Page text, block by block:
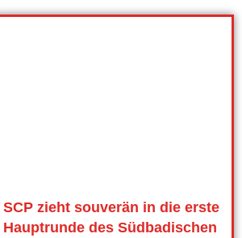
SCP zieht souverän in die erste
Hauptrunde des Südbadischen